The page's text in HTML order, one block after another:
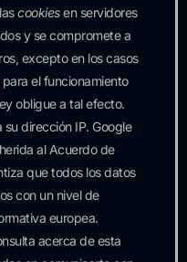
cookiesen servidores
y se compromete a
excepto en los casos
el funcionamiento
obligue a tal efecto.
dirección IP. Google
al Acuerdo de
que todos los datos
con un nivel de
europea.
acerca de esta